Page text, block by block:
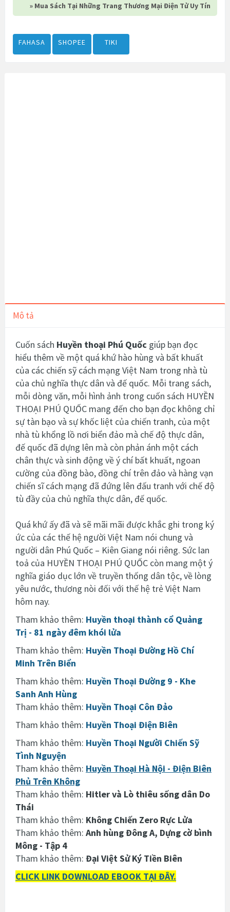
» Mua Sách Tại Những Trang Thương Mại Điện Tử Uy Tín
FAHASA SHOPEE TIKI
Mô tả
Cuốn sách Huyền thoại Phú Quốc giúp bạn đọc
hiểu thêm về một quá khứ hào hùng và bất khuất
của các chiến sỹ cách mạng Việt Nam trong nhà tù
của chủ nghĩa thực dân và đế quốc. Mỗi trang sách,
mỗi dòng văn, mỗi hình ảnh trong cuốn sách HUYỀN
THOẠI PHÚ QUỐC mang đến cho bạn đọc không chỉ
sự tàn bạo và sự khốc liệt của chiến tranh, của một
nhà tù khổng lồ nơi biển đảo mà chế độ thực dân,
đế quốc đã dựng lên mà còn phản ánh một cách
chân thực và sinh động về ý chí bất khuất, ngoan
cường của đồng bào, đồng chí trên đảo và hàng vạn
chiến sĩ cách mạng đã đứng lên đấu tranh với chế độ
tù đầy của chủ nghĩa thực dân, đế quốc.
Quá khứ ấy đã và sẽ mãi mãi được khắc ghi trong ký
ức của các thế hệ người Việt Nam nói chung và
người dân Phú Quốc – Kiên Giang nói riêng. Sức lan
toả của HUYỀN THOẠI PHÚ QUỐC còn mang một ý
nghĩa giáo dục lớn về truyền thống dân tộc, về lòng
yêu nước, thương nòi đối với thế hệ trẻ Việt Nam
hôm nay.
Tham khảo thêm: Huyền thoại thành cổ Quảng
Trị - 81 ngày đêm khói lửa
Tham khảo thêm: Huyền Thoại Đường Hồ Chí
Minh Trên Biển
Tham khảo thêm: Huyền Thoại Đường 9 - Khe
Sanh Anh Hùng
Tham khảo thêm: Huyền Thoại Côn Đảo
Tham khảo thêm: Huyền Thoại Điện Biên
Tham khảo thêm: Huyền Thoại Người Chiến Sỹ
Tình Nguyện
Tham khảo thêm: Huyền Thoại Hà Nội - Điện Biên
Phủ Trên Không
Tham khảo thêm: Hitler và Lò thiêu sống dân Do
Thái
Tham khảo thêm: Không Chiến Zero Rực Lửa
Tham khảo thêm: Anh hùng Đông A, Dựng cờ bình
Mông - Tập 4
Tham khảo thêm: Đại Việt Sử Ký Tiền Biên
CLICK LINK DOWNLOAD EBOOK TẠI ĐÂY.